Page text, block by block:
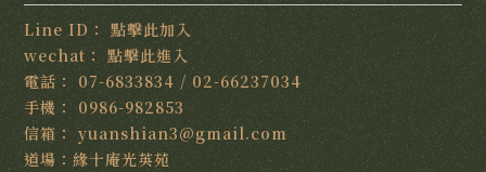
點擊此加入
點擊此進入
07-6833834 / 02-66237034
0986-982853
yuanshian3@gmail.com